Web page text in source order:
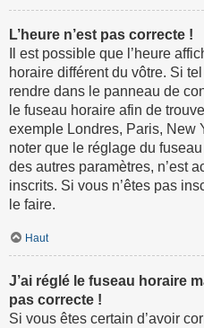
L’heure n’est pas correcte !
Il est possible que l’heure
horaire différent du vôtre. Si
rendre dans le panneau de
le fuseau horaire afin de
exemple Londres, Paris, New
noter que le réglage du
des autres paramètres, n’est
inscrits. Si vous n’êtes pas
le faire.
Haut
J’ai réglé le fuseau horaire
pas correcte !
Si vous êtes certain d’avoir